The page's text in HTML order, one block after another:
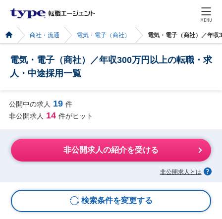
MENU
商社・流通 電気・電子（商社） 電気・電子（商社）／年収
電気・電子（商社）／年収300万円以上の転職・求
人・中途採用一覧
公開中の求人 19 件
非公開求人 14 件がヒット
非公開求人の紹介を受ける
非公開求人とは
検索条件を変更する